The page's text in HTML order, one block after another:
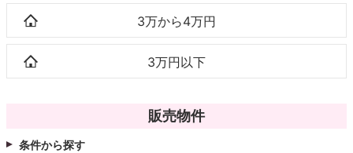
3万から4万円
3万円以下
販売物件
条件から探す